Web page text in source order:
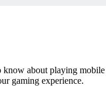
about playing
gaming experience.